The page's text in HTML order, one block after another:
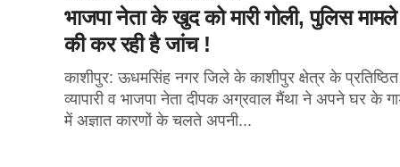
भाजपा नेता के खुद को मारी गोली, पुलिस मामले
की कर रही है जांच !
काशीपुर: ऊधमसिंह नगर जिले के काशीपुर क्षेत्र के प्रतिष्ठित
व्यापारी व भाजपा नेता दीपक अग्रवाल मैंथा ने अपने घर के
में अज्ञात कारणों के चलते अपनी...